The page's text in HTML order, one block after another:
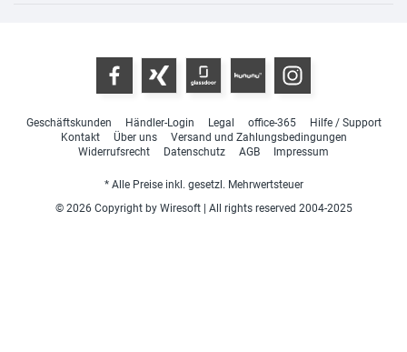
Geschäftskunden Händler-Login Legal office-365
Hilfe / Support
Kontakt
Über uns
Versand und Zahlungsbedingungen
Widerrufsrecht
Datenschutz AGB Impressum
* Alle Preise inkl. gesetzl. Mehrwertsteuer
© 2026 Copyright by Wiresoft | All rights reserved 2004-2025